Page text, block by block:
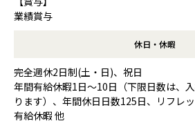
業績賞与
休日・休暇
完全週休2日制(土・日)、祝日
年間有給休暇1日～10日（下限日数は、
ります）、年間休日日数125日、リフレ
有給休暇 他